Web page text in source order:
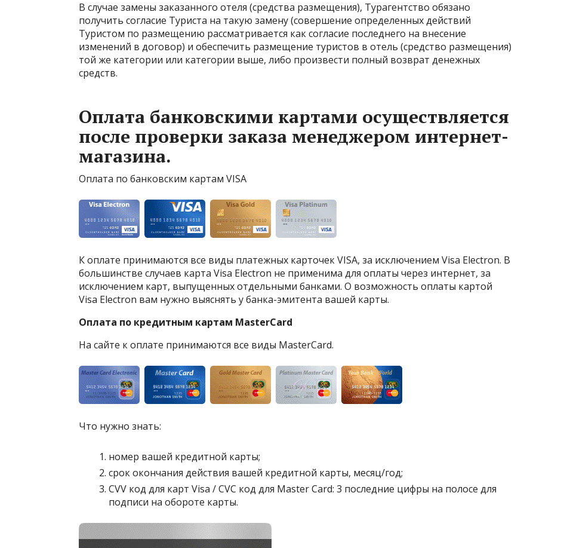
В случае замены заказанного отеля (средства размещения), Турагентство обязано
получить согласие Туриста на такую замену (совершение определенных действий
Туристом по размещению рассматривается как согласие последнего на внесение
изменений в договор) и обеспечить размещение туристов в отель (средство размещения)
той же категории или категории выше, либо произвести полный возврат денежных
средств.
Оплата банковскими картами осуществляется
после проверки заказа менеджером интернет-
магазина.
Оплата по банковским картам VISA
К оплате принимаются все виды платежных карточек VISA, за исключением Visa Electron. В
большинстве случаев карта Visa Electron не применима для оплаты через интернет, за
исключением карт, выпущенных отдельными банками. О возможность оплаты картой
Visa Electron вам нужно выяснять у банка-эмитента вашей карты.
Оплата по кредитным картам MasterCard
На сайте к оплате принимаются все виды MasterCard.
Что нужно знать:
номер вашей кредитной карты;
cрок окончания действия вашей кредитной карты, месяц/год;
CVV код для карт Visa / CVC код для Master Card: 3 последние цифры на полосе для
подписи на обороте карты.